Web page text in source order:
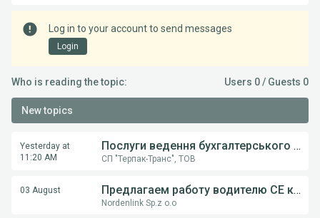
Log in to your account to send messages
Login
Who is reading the topic: Users 0 / Guests 0
New topics
Yesterday at
11:20 AM
Послуги ведення бухгалтерського обліку ФОП,ТОВ
СП "Терпак-Транс", ТОВ
03 August Предлагаем работу водителю СE категории на грузовом автовозе
Nordenlink Sp.z o.o